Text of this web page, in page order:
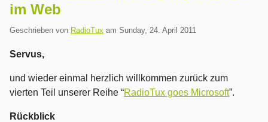
im Web
Geschrieben von RadioTux am Sunday, 24. April 2011
Servus,
und wieder einmal herzlich willkommen zurück zum
vierten Teil unserer Reihe “RadioTux goes Microsoft”.
Rückblick